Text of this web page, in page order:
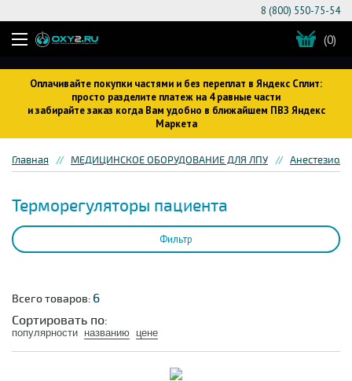
Оплачивайте покупки частями и без переплат в Яндекс Сплит:
просто разделите платеж на 4 равные части
и забирайте заказ когда Вам удобно в ближайшем ПВЗ Яндекс
Маркета
8 (800) 550-75-54
(0)
Главная МЕДИЦИНСКОЕ ОБОРУДОВАНИЕ ДЛЯ ЛПУ
Терморегуляторы пациента
Фильтр
Всего товаров: 6
Сортировать по:
популярности названию цене